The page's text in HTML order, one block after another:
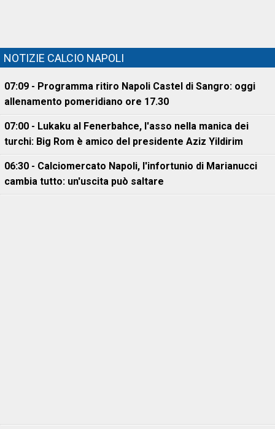
NOTIZIE CALCIO NAPOLI
07:09 - Programma ritiro Napoli Castel di Sangro: oggi
allenamento pomeridiano ore 17.30
07:00 - Lukaku al Fenerbahce, l'asso nella manica dei
turchi: Big Rom è amico del presidente Aziz Yildirim
06:30 - Calciomercato Napoli, l'infortunio di Marianucci
cambia tutto: un'uscita può saltare